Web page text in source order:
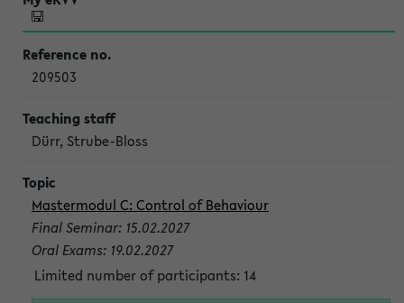
209503
Dürr, Strube-Bloss
Mastermodul C: Control of Behaviour
Final Seminar: 15.02.2027
Oral Exams: 19.02.2027
Limited number of participants: 14